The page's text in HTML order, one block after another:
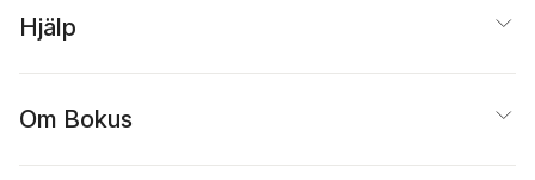
Hjälp
Om Bokus